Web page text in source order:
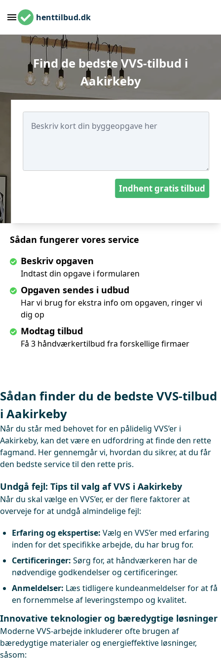
henttilbud.dk
Find de bedste VVS-tilbud i
Aakirkeby
Sådan fungerer vores service
Beskriv opgaven
Indtast din opgave i formularen
Opgaven sendes i udbud
Har vi brug for ekstra info om opgaven, ringer vi
dig op
Modtag tilbud
Få 3 håndværkertilbud fra forskellige firmaer
Indhent gratis tilbud
Sådan finder du de bedste VVS-tilbud
i Aakirkeby
Når du står med behovet for en pålidelig VVS’er i
Aakirkeby, kan det være en udfordring at finde den rette
fagmand. Her gennemgår vi, hvordan du sikrer, at du får
den bedste service til den rette pris.
Undgå fejl: Tips til valg af VVS i Aakirkeby
Når du skal vælge en VVS’er, er der flere faktorer at
overveje for at undgå almindelige fejl:
Erfaring og ekspertise: Vælg en VVS’er med erfaring
inden for det specifikke arbejde, du har brug for.
Certificeringer: Sørg for, at håndværkeren har de
nødvendige godkendelser og certificeringer.
Anmeldelser: Læs tidligere kundeanmeldelser for at få
en fornemmelse af leveringstempo og kvalitet.
Innovative teknologier og bæredygtige løsninger
Moderne VVS-arbejde inkluderer ofte brugen af
bæredygtige materialer og energieffektive løsninger,
såsom: